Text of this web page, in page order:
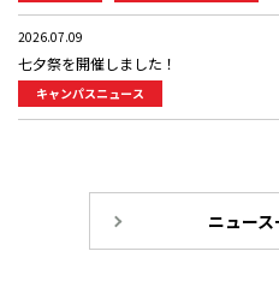
2026.07.09
キャンパスニュース
七夕祭を開催しました！
ニュー